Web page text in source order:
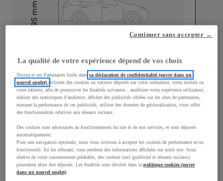
Hauteur
1 595
mm
1 765 mm
Consommation mixte
La qualité de votre expérience dépend de vos choix
Toyota et ses Partenaires listés danssa déclaration de confidentialité (ouvre dans un
nouvel onglet)utilisent des cookies ou traceurs déposés sur votre ordinateur, votre mobile ou
votre tablette, afin de poursuivre les finalités suivantes : améliorer votre expérience utilisateur,
réaliser des statistiques d’audience, afficher des publicités ciblées sur les sites de partenaires,
mesurer la performance de ces publicités, utiliser des données de géolocalisation, vous offrir
des fonctionnalités relatives aux réseaux sociaux.
Des cookies sont nécessaires au fonctionnement du site et de nos services, et sont déposés
automatiquement.
Pour une navigation optimale, nous vous invitons à accepter les cookies de performance et/ou
fonctionnels. En les refusant, vous perdriez des informations affichées sur notre site. Sous
réserve de votre consentement préalable, des cookies tiers (publicité et réseaux sociaux)
pourraient alors être déposés. Les finalités sont décrites dans lapolitique cookies (ouvre
dans un nouvel onglet).
Continuer sans accepter →